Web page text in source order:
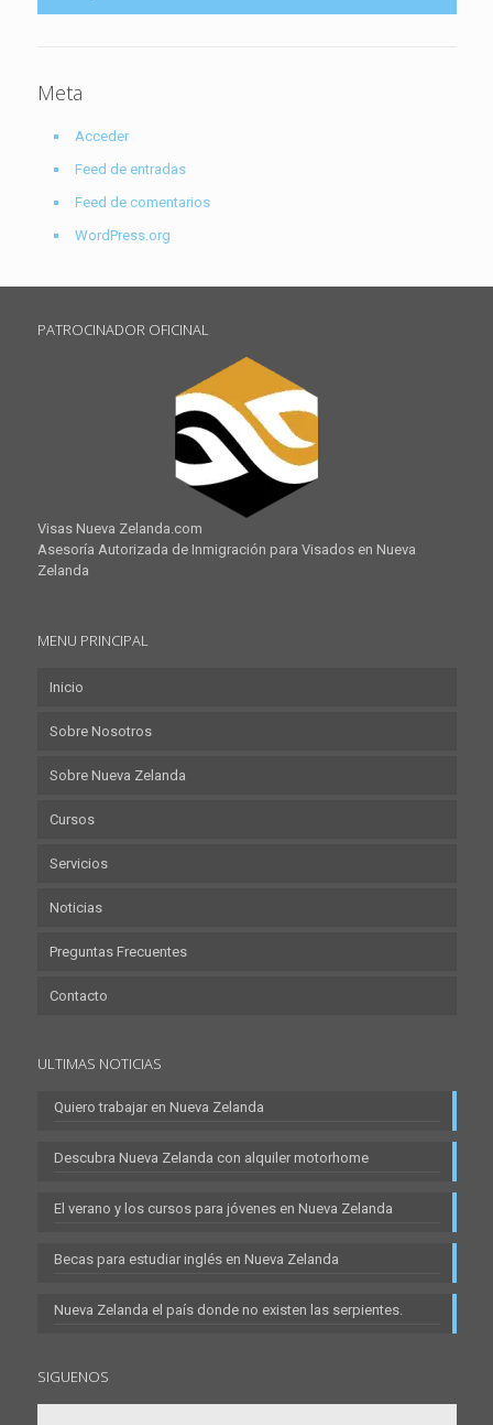
Meta
Acceder
Feed de entradas
Feed de comentarios
WordPress.org
PATROCINADOR OFICINAL
Visas Nueva Zelanda.com
Asesoría Autorizada de Inmigración para Visados en Nueva
Zelanda
MENU PRINCIPAL
Inicio
Sobre Nosotros
Sobre Nueva Zelanda
Cursos
Servicios
Noticias
Preguntas Frecuentes
Contacto
ULTIMAS NOTICIAS
Quiero trabajar en Nueva Zelanda
Descubra Nueva Zelanda con alquiler motorhome
El verano y los cursos para jóvenes en Nueva Zelanda
Becas para estudiar inglés en Nueva Zelanda
Nueva Zelanda el país donde no existen las serpientes.
SIGUENOS